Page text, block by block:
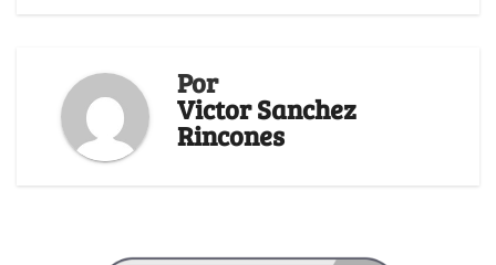
Por
Victor Sanchez
Rincones